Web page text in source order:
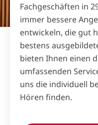
Fachgeschäften in
immer bessere
entwickeln, die gut
bestens
bieten Ihnen einen
umfassenden
uns die individuell
Hören finden.